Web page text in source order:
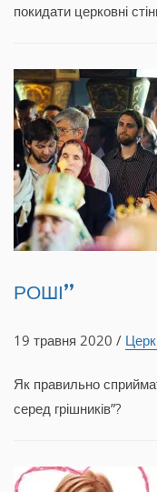
покидати церковні
РОШІ”
19 травня 2020 /
Як правильно
серед грішників”?